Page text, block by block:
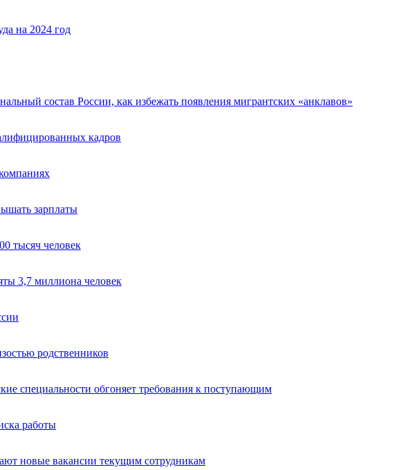
на 2024 год
состав России, как избежать появления мигрантских «анклавов»
кадров
зарплаты
тысяч человек
3,7 миллиона человек
родственников
специальности обгоняет требования к поступающим
работы
новые вакансии текущим сотрудникам